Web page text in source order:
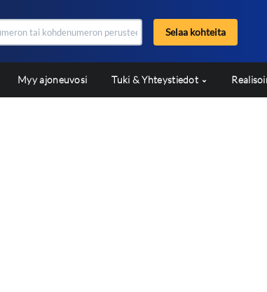
Selaa kohteita
Myy ajoneuvosi Tuki & Yhteystiedot